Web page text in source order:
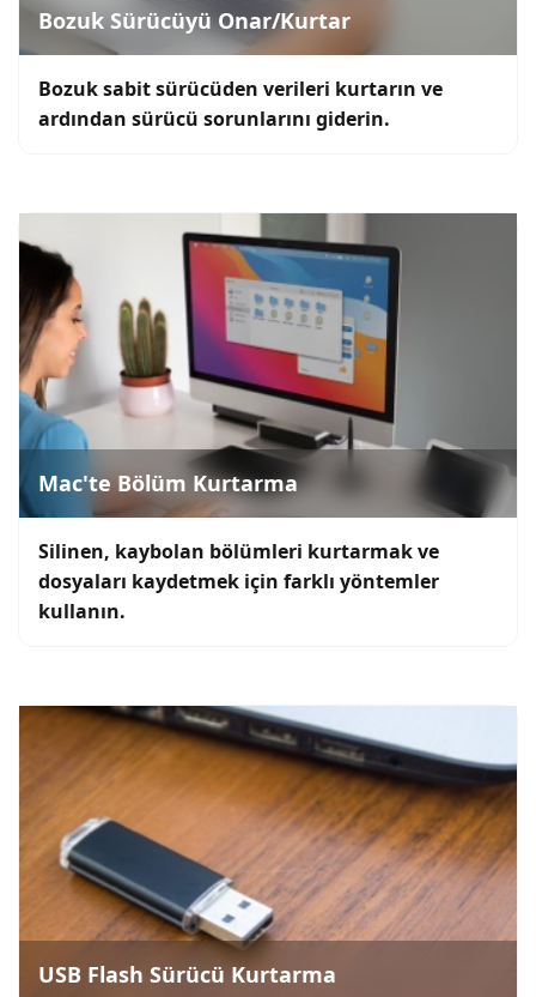
Bozuk Sürücüyü Onar/Kurtar
Bozuk sabit sürücüden verileri kurtarın ve
ardından sürücü sorunlarını giderin.
Mac'te Bölüm Kurtarma
Silinen, kaybolan bölümleri kurtarmak ve
dosyaları kaydetmek için farklı yöntemler
kullanın.
USB Flash Sürücü Kurtarma